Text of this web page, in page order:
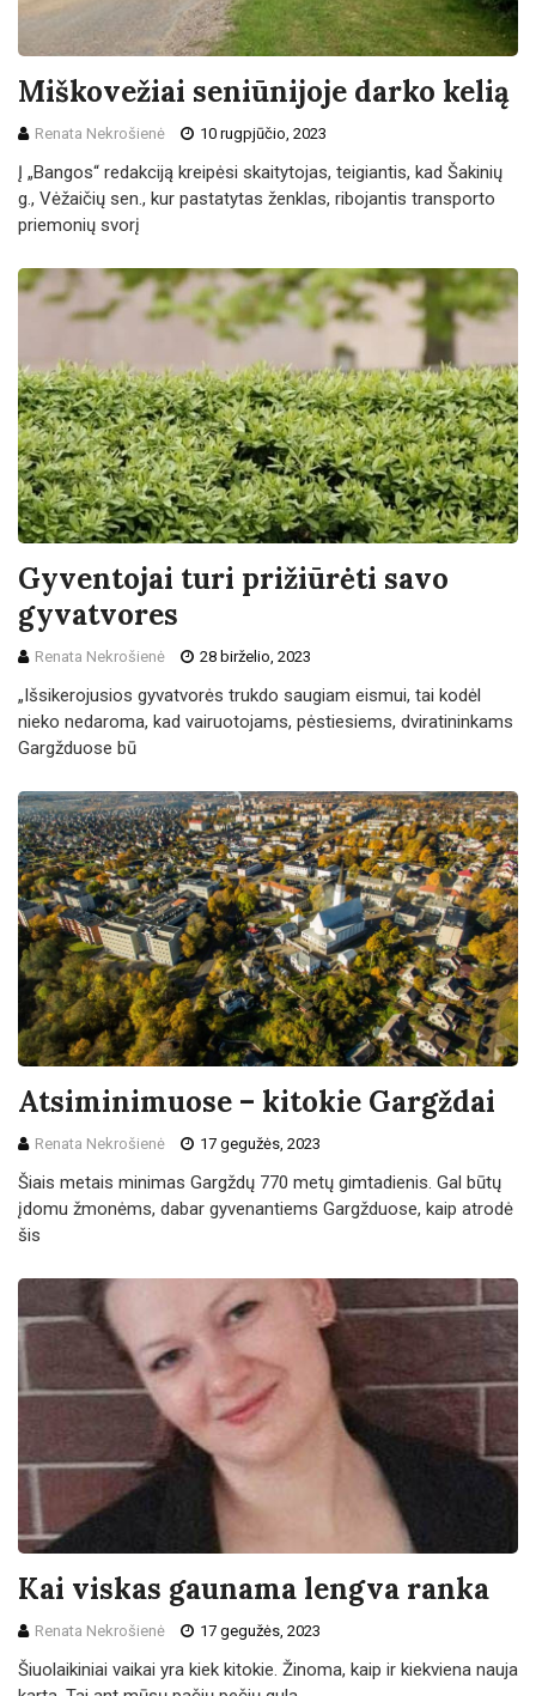
Miškovežiai seniūnijoje darko kelią
Renata Nekrošienė 10 rugpjūčio, 2023
Į „Bangos“ redakciją kreipėsi skaitytojas, teigiantis, kad Šakinių
g., Vėžaičių sen., kur pastatytas ženklas, ribojantis transporto
priemonių svorį
Gyventojai turi prižiūrėti savo
gyvatvores
Renata Nekrošienė 28 birželio, 2023
„Išsikerojusios gyvatvorės trukdo saugiam eismui, tai kodėl
nieko nedaroma, kad vairuotojams, pėstiesiems, dviratininkams
Gargžduose bū
Atsiminimuose – kitokie Gargždai
Renata Nekrošienė 17 gegužės, 2023
Šiais metais minimas Gargždų 770 metų gimtadienis. Gal būtų
įdomu žmonėms, dabar gyvenantiems Gargžduose, kaip atrodė
šis
Kai viskas gaunama lengva ranka
Renata Nekrošienė 17 gegužės, 2023
Šiuolaikiniai vaikai yra kiek kitokie. Žinoma, kaip ir kiekviena nauja